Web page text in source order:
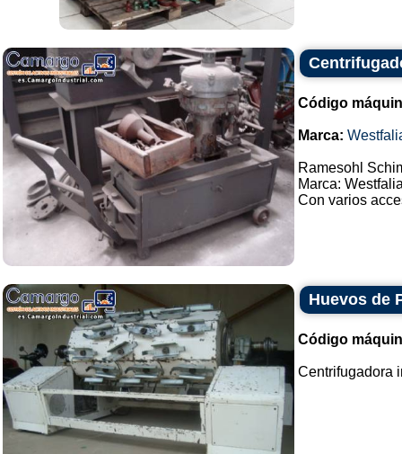
Código
Marca:
Ramesohl
Marca:
Con varios
Huevos de
Código
Centrifugadora